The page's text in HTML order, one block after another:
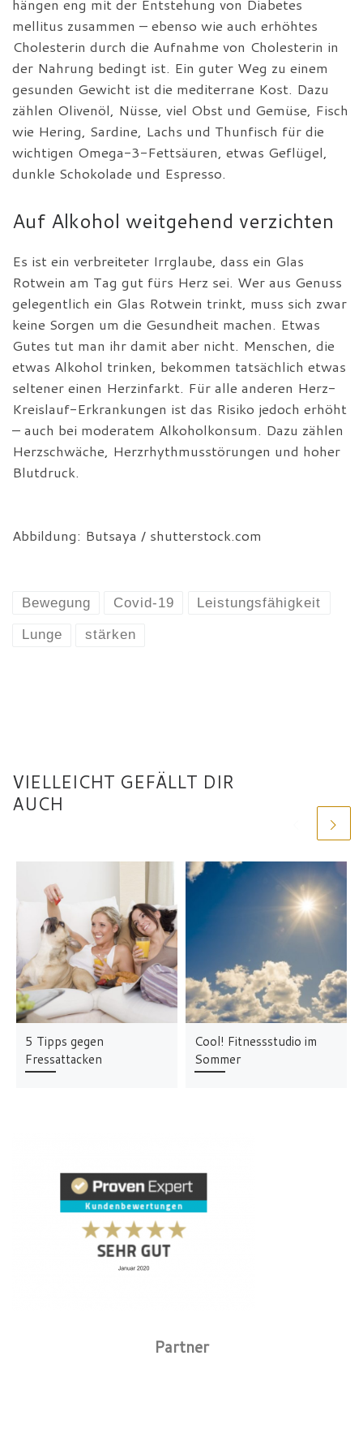
hängen eng mit der Entstehung von Diabetes
mellitus zusammen – ebenso wie auch erhöhtes
Cholesterin durch die Aufnahme von Cholesterin in
der Nahrung bedingt ist. Ein guter Weg zu einem
gesunden Gewicht ist die mediterrane Kost. Dazu
zählen Olivenöl, Nüsse, viel Obst und Gemüse, Fisch
wie Hering, Sardine, Lachs und Thunfisch für die
wichtigen Omega-3-Fettsäuren, etwas Geflügel,
dunkle Schokolade und Espresso.
Auf Alkohol weitgehend verzichten
Es ist ein verbreiteter Irrglaube, dass ein Glas
Rotwein am Tag gut fürs Herz sei. Wer aus Genuss
gelegentlich ein Glas Rotwein trinkt, muss sich zwar
keine Sorgen um die Gesundheit machen. Etwas
Gutes tut man ihr damit aber nicht. Menschen, die
etwas Alkohol trinken, bekommen tatsächlich etwas
seltener einen Herzinfarkt. Für alle anderen Herz-
Kreislauf-Erkrankungen ist das Risiko jedoch erhöht
– auch bei moderatem Alkoholkonsum. Dazu zählen
Herzschwäche, Herzrhythmusstörungen und hoher
Blutdruck.
Abbildung: Butsaya / shutterstock.com
Bewegung Covid-19 Leistungsfähigkeit
Lunge stärken
VIELLEICHT GEFÄLLT DIR
AUCH
5 Tipps gegen
Fressattacken
Cool! Fitnessstudio im
Sommer
Partner